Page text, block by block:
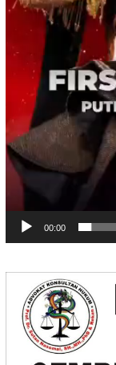
00:00